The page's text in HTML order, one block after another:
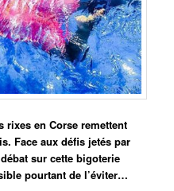
rixes en Corse remettent
Face aux défis jetés par
sur cette bigoterie
pourtant de l’éviter…